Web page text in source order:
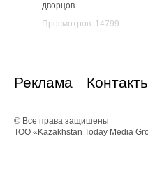
дворцов
Просмотров: 14799
Реклама
© Все права защишены
ТОО «Kazakhstan Today Media